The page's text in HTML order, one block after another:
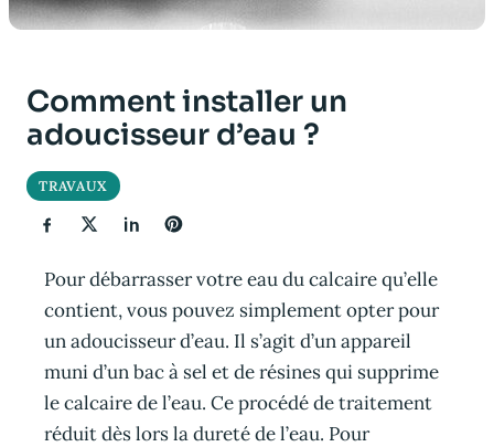
Comment installer un
adoucisseur d’eau ?
TRAVAUX
Pour débarrasser votre eau du calcaire qu’elle
contient, vous pouvez simplement opter pour
un adoucisseur d’eau. Il s’agit d’un appareil
muni d’un bac à sel et de résines qui supprime
le calcaire de l’eau. Ce procédé de traitement
réduit dès lors la dureté de l’eau. Pour